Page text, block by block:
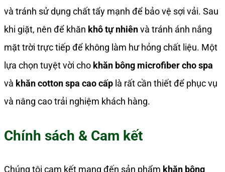
và tránh sử dụng chất tẩy mạnh để bảo vệ sợi vải. Sau
khi giặt, nên để khăn khô tự nhiênvà tránh ánh nắng
mặt trời trực tiếp để không làm hư hỏng chất liệu. Một
lựa chọn tuyệt vời cho khăn bông microfiber cho spa
và khăn cotton spa cao cấp là rất cần thiết để phục vụ
và nâng cao trải nghiệm khách hàng.
Chính sách & Cam kết
Chúng tôi cam kết mang đến sản phẩm khăn bông